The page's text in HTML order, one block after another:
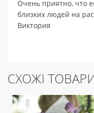
Очень приятно, что
близких людей на
Виктория
СХОЖІ